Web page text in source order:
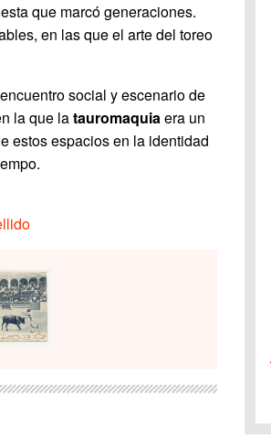
que marcó generaciones.
en las que el arte del toreo
social y escenario de
la que latauromaquiaera un
estos espacios en la identidad